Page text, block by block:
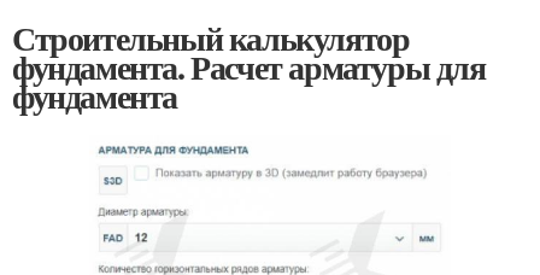
Строительный калькулятор
фундамента. Расчет арматуры для
фундамента